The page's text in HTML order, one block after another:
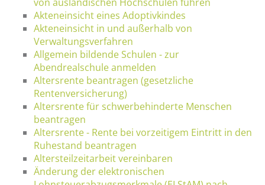
Akteneinsicht eines Adoptivkindes
Akteneinsicht in und außerhalb von
Verwaltungsverfahren
Allgemein bildende Schulen - zur
Abendrealschule anmelden
Altersrente beantragen (gesetzliche
Rentenversicherung)
Altersrente für schwerbehinderte Menschen
beantragen
Altersrente - Rente bei vorzeitigem Eintritt in den
Ruhestand beantragen
Altersteilzeitarbeit vereinbaren
Änderung der elektronischen